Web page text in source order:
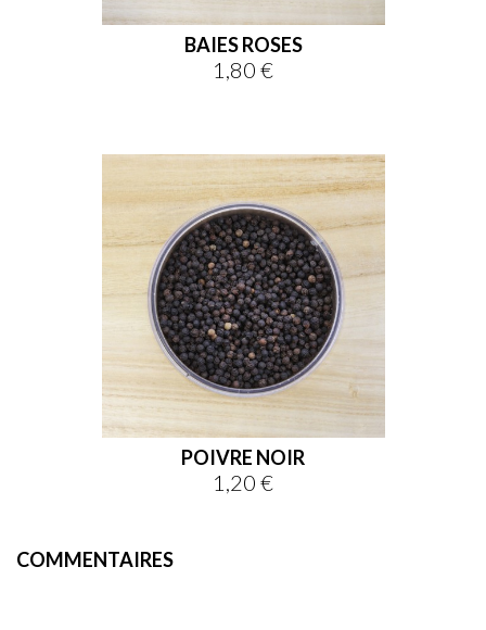
BAIES ROSES
Prix
1,80 €
POIVRE NOIR
Prix
1,20 €
COMMENTAIRES